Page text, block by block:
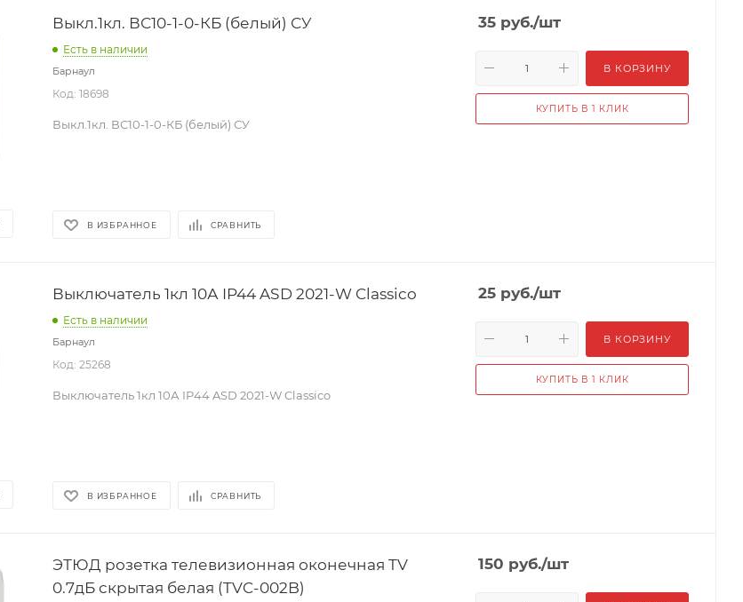
Выкл.1кл. ВС10-1-0-КБ (белый) СУ
Есть в наличии
Барнаул
Код: 18698
Выкл.1кл. ВС10-1-0-КБ (белый) СУ
В ИЗБРАННОЕ СРАВНИТЬ
35 руб./шт
В КОРЗИНУ
КУПИТЬ В 1 КЛИК
Выключатель 1кл 10А IP44 ASD 2021-W Classico
Есть в наличии
Барнаул
Код: 25268
Выключатель 1кл 10А IP44 ASD 2021-W Classico
В ИЗБРАННОЕ СРАВНИТЬ
25 руб./шт
В КОРЗИНУ
КУПИТЬ В 1 КЛИК
ЭТЮД розетка телевизионная оконечная TV
0.7дБ скрытая белая (TVC-002B)
150 руб./шт